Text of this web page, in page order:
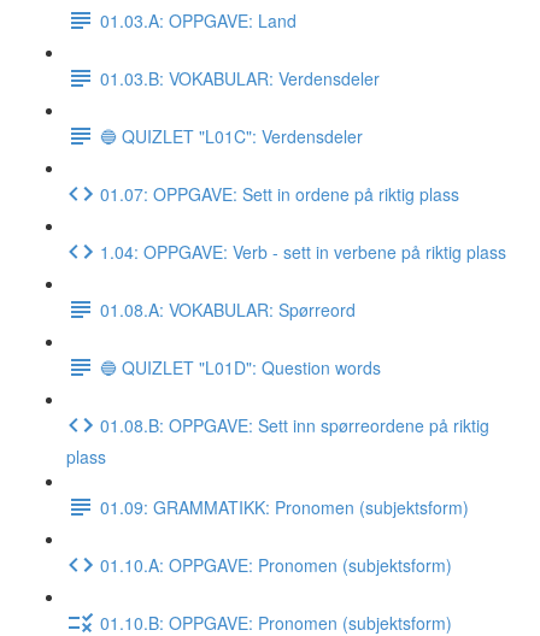
01.03.A: OPPGAVE: Land
01.03.B: VOKABULAR: Verdensdeler
🔵 QUIZLET "L01C": Verdensdeler
01.07: OPPGAVE: Sett in ordene på riktig plass
1.04: OPPGAVE: Verb - sett in verbene på riktig plass
01.08.A: VOKABULAR: Spørreord
🔵 QUIZLET "L01D": Question words
01.08.B: OPPGAVE: Sett inn spørreordene på riktig
plass
01.09: GRAMMATIKK: Pronomen (subjektsform)
01.10.A: OPPGAVE: Pronomen (subjektsform)
01.10.B: OPPGAVE: Pronomen (subjektsform)